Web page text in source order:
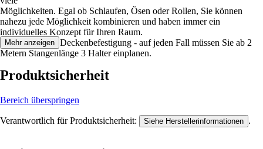
Möglichkeiten. Egal ob Schlaufen, Ösen oder Rollen, Sie können
nahezu jede Möglichkeit kombinieren und haben immer ein
individuelles Konzept für Ihren Raum.
Ob Wand- oder Deckenbefestigung - auf jeden Fall müssen Sie ab 2
Metern Stangenlänge 3 Halter einplanen.
Mehr anzeigen
Produktsicherheit
Bereich überspringen
Verantwortlich für Produktsicherheit: Siehe Herstellerinformationen .